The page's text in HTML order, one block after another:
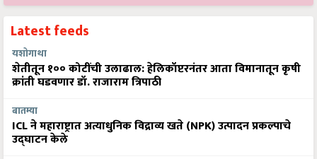
Latest feeds
यशोगाथा
शेतीतून १०० कोटींची उलाढाल: हेलिकॉप्टरनंतर आता विमानातून कृषी
क्रांती घडवणार डॉ. राजाराम त्रिपाठी
बातम्या
ICL ने महाराष्ट्रात अत्याधुनिक विद्राव्य खते (NPK) उत्पादन प्रकल्पाचे
उद्घाटन केले